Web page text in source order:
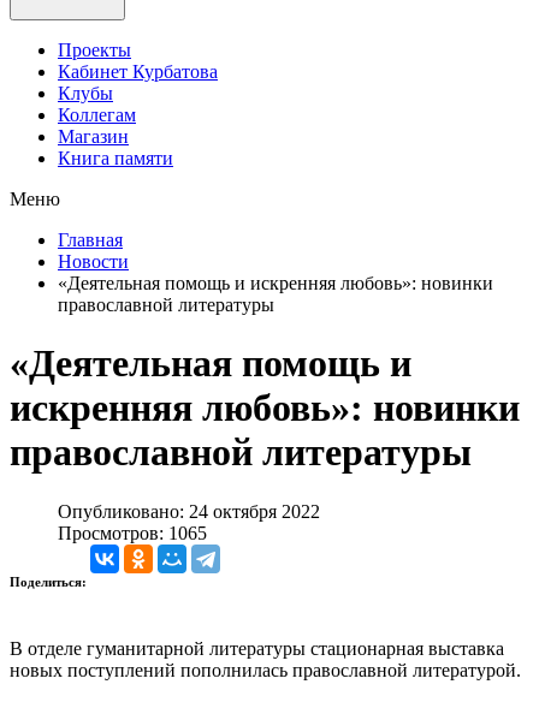
Проекты
Кабинет Курбатова
Клубы
Коллегам
Магазин
Книга памяти
Меню
Главная
Новости
«Деятельная помощь и искренняя любовь»: новинки
православной литературы
«Деятельная помощь и
искренняя любовь»: новинки
православной литературы
Опубликовано: 24 октября 2022
Просмотров: 1065
Поделиться:
В отделе гуманитарной литературы стационарная выставка
новых поступлений пополнилась православной литературой.